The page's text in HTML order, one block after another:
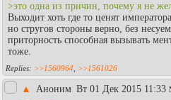
>это одна из причин, почему я не
Выходит хоть где то ценят
но стругов стороны верно, без
приторность способная вызывать
тоже.
>>1560964 >>1561026
▲ Аноним Вт 01 Дек 2015 11:33